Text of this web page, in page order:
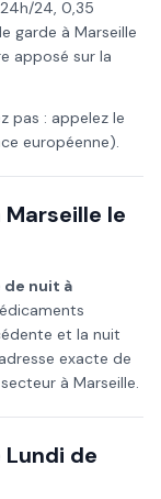
24, 0,35
garde à Marseille
apposé sur la
pas : appelez le
européenne).
Marseille le
de nuit à
et la nuit
exacte de
à Marseille.
Lundi de